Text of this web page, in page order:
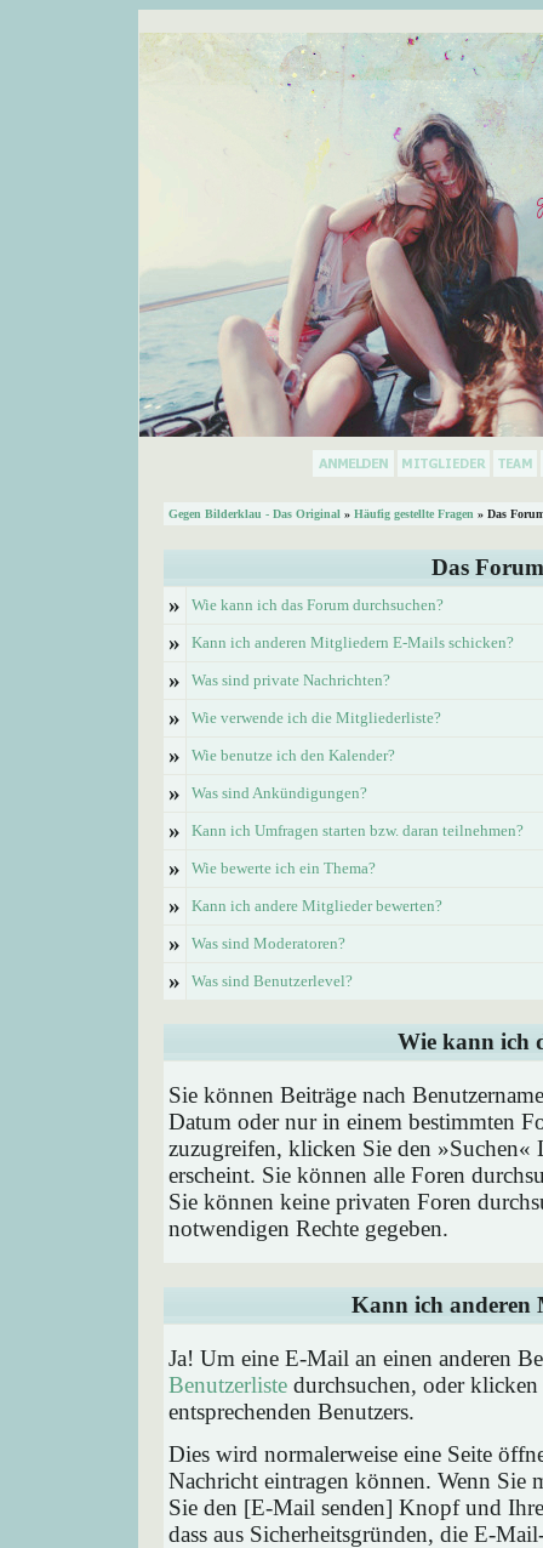
Gegen Bilderklau - Das Original » Häufig gestellte Fragen » Das
Das
»
Wie kann ich das Forum durchsuchen?
» Kann ich anderen Mitgliedern E-Mails schicken?
» Was sind private Nachrichten?
» Wie verwende ich die Mitgliederliste?
» Wie benutze ich den Kalender?
» Was sind Ankündigungen?
» Kann ich Umfragen starten bzw. daran teilnehmen?
» Wie bewerte ich ein Thema?
» Kann ich andere Mitglieder bewerten?
» Was sind Moderatoren?
» Was sind Benutzerlevel?
Wie kann ich
Sie können Beiträge nach
Datum oder nur in einem bestimmten
zuzugreifen, klicken Sie den »Suchen«
erscheint. Sie können alle Foren
Sie können keine privaten Foren
notwendigen Rechte gegeben.
Kann ich anderen
Ja! Um eine E-Mail an einen anderen
Benutzerliste durchsuchen, oder
entsprechenden Benutzers.
Dies wird normalerweise eine Seite
Nachricht eintragen können. Wenn
Sie den [E-Mail senden] Knopf und
dass aus Sicherheitsgründen, die E-